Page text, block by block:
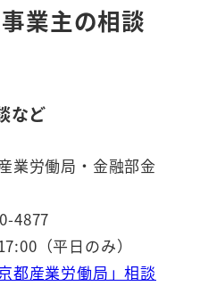
業主の相談
など
業労働局・金融部金
4877
（平日のみ）
京都産業労働局」相談